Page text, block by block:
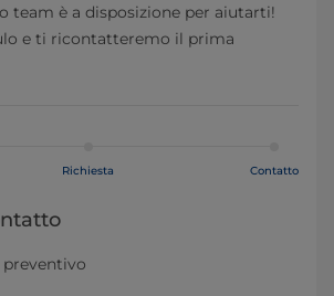
team è a disposizione per aiutarti!
e ti ricontatteremo il prima
Richiesta Contatto
preventivo